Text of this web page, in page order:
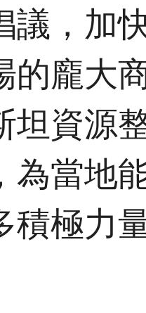
議，加
的龐大
坦資源
為當地
積極力